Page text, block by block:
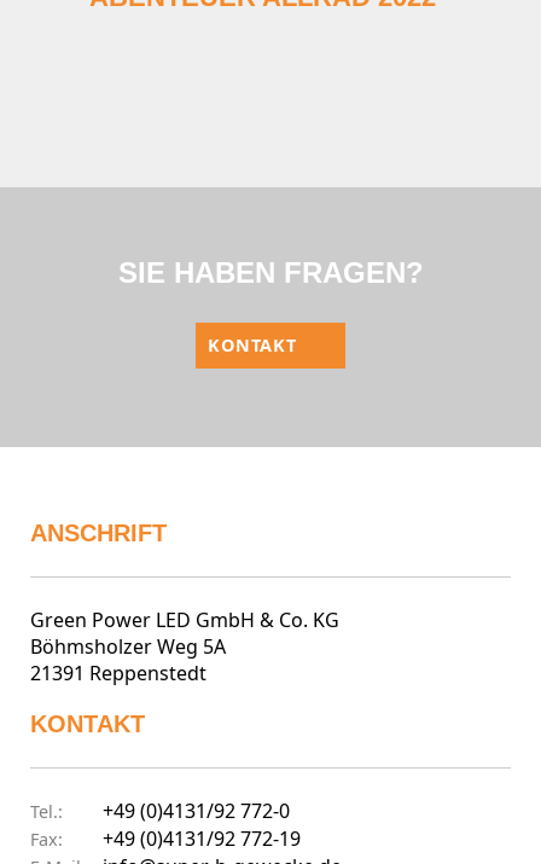
SIE HABEN FRAGEN?
KONTAKT
ANSCHRIFT
Green Power LED GmbH & Co. KG
Böhmsholzer Weg 5A
21391 Reppenstedt
KONTAKT
Tel.: +49 (0)4131/92 772-0
Fax: +49 (0)4131/92 772-19